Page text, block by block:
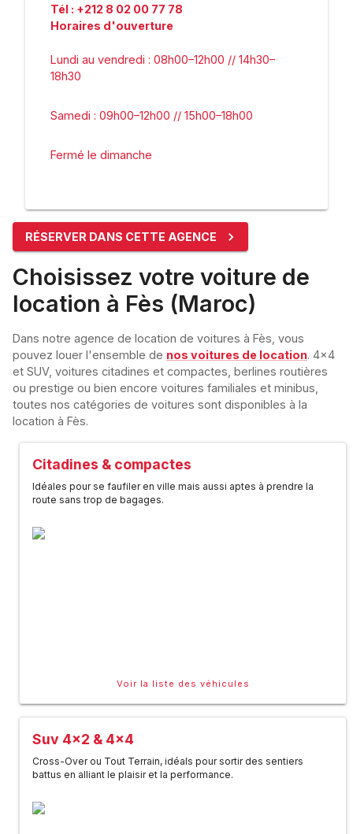
Tél : +212 8 02 00 77 78
Horaires d'ouverture
Lundi au vendredi : 08h00–12h00 // 14h30–
18h30
Samedi : 09h00–12h00 // 15h00–18h00
Fermé le dimanche
RÉSERVER DANS CETTE AGENCE
Choisissez votre voiture de
location à Fès (Maroc)
Dans notre agence de location de voitures à Fès, vous
pouvez louer l'ensemble de nos voitures de location. 4x4
et SUV, voitures citadines et compactes, berlines routières
ou prestige ou bien encore voitures familiales et minibus,
toutes nos catégories de voitures sont disponibles à la
location à Fès.
Citadines & compactes
Idéales pour se faufiler en ville mais aussi aptes à prendre la
route sans trop de bagages.
Voir la liste des véhicules
Suv 4x2 & 4x4
Cross-Over ou Tout Terrain, idéals pour sortir des sentiers
battus en alliant le plaisir et la performance.